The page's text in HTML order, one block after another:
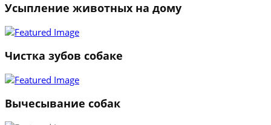
Усыпление животных на дому
Чистка зубов собаке
Вычесывание собак